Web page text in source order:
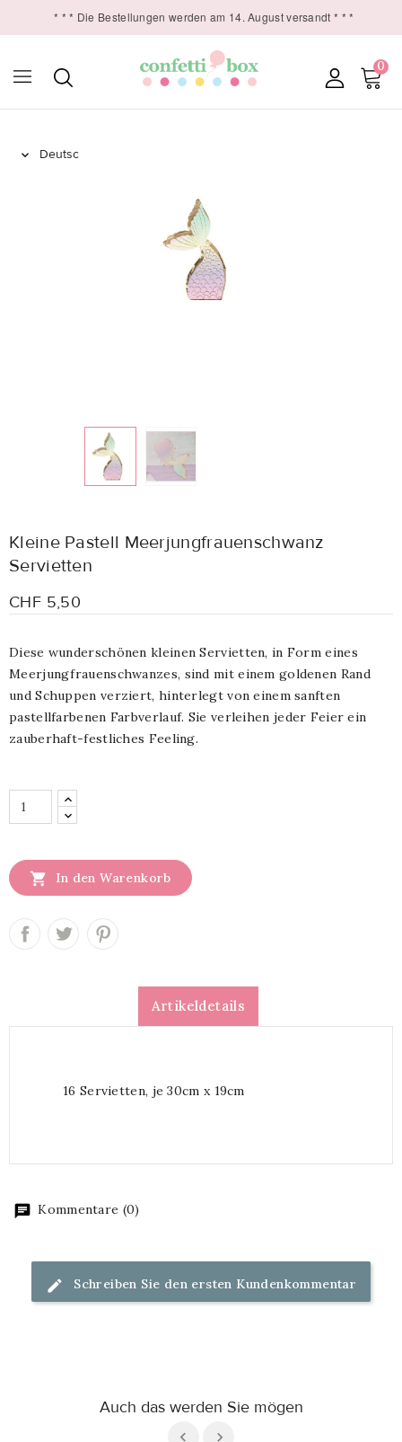
* * * Die Bestellungen werden am 14. August versandt * * *
0

Kleine Pastell Meerjungfrauenschwanz
Servietten
CHF 5,50
Diese wunderschönen kleinen Servietten, in Form eines
Meerjungfrauenschwanzes, sind mit einem goldenen Rand
und Schuppen verziert, hinterlegt von einem sanften
pastellfarbenen Farbverlauf. Sie verleihen jeder Feier ein
zauberhaft-festliches Feeling.
 In den Warenkorb
Artikeldetails
16 Servietten, je 30cm x 19cm
Kommentare (0)
Schreiben Sie den ersten Kundenkommentar
Auch das werden Sie mögen